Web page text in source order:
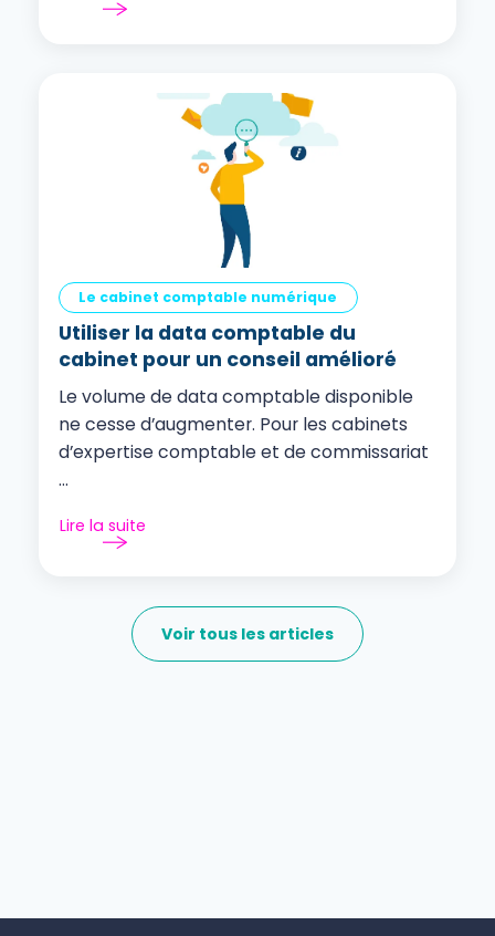
Le cabinet comptable numérique
Utiliser la data comptable du
cabinet pour un conseil amélioré
Le volume de data comptable disponible
ne cesse d’augmenter. Pour les cabinets
d’expertise comptable et de commissariat
...
Lire la suite
Voir tous les articles